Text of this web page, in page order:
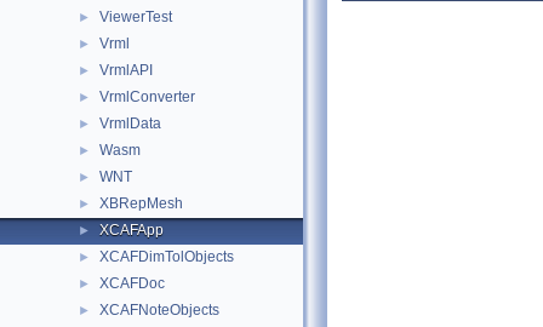
► ViewerTest
► Vrml
► VrmlAPI
► VrmlConverter
► VrmlData
► Wasm
► WNT
► XBRepMesh
► XCAFApp
► XCAFDimTolObjects
► XCAFDoc
► XCAFNoteObjects